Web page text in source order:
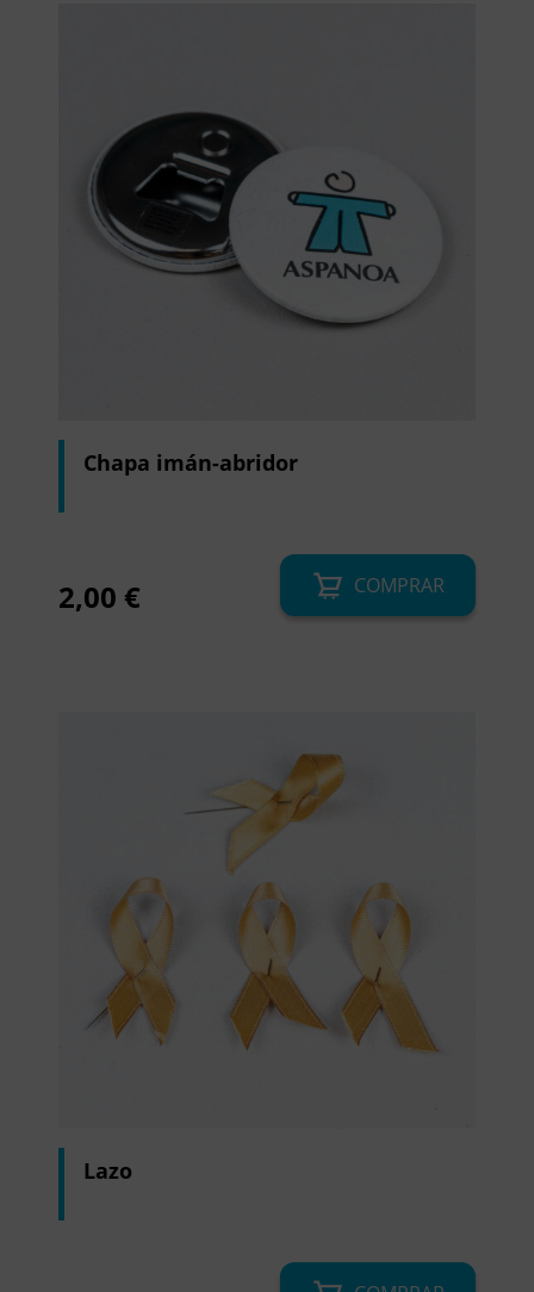
Chapa imán-abridor
2,00 € COMPRAR
Lazo